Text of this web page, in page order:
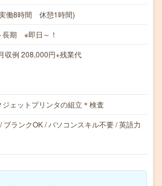
働8時間 休憩1時間)
長期 ※即日～！
例 208,000円+残業代
ジェットプリンタの組立＊検査
ブランクOK / パソコンスキル不要 / 英語力